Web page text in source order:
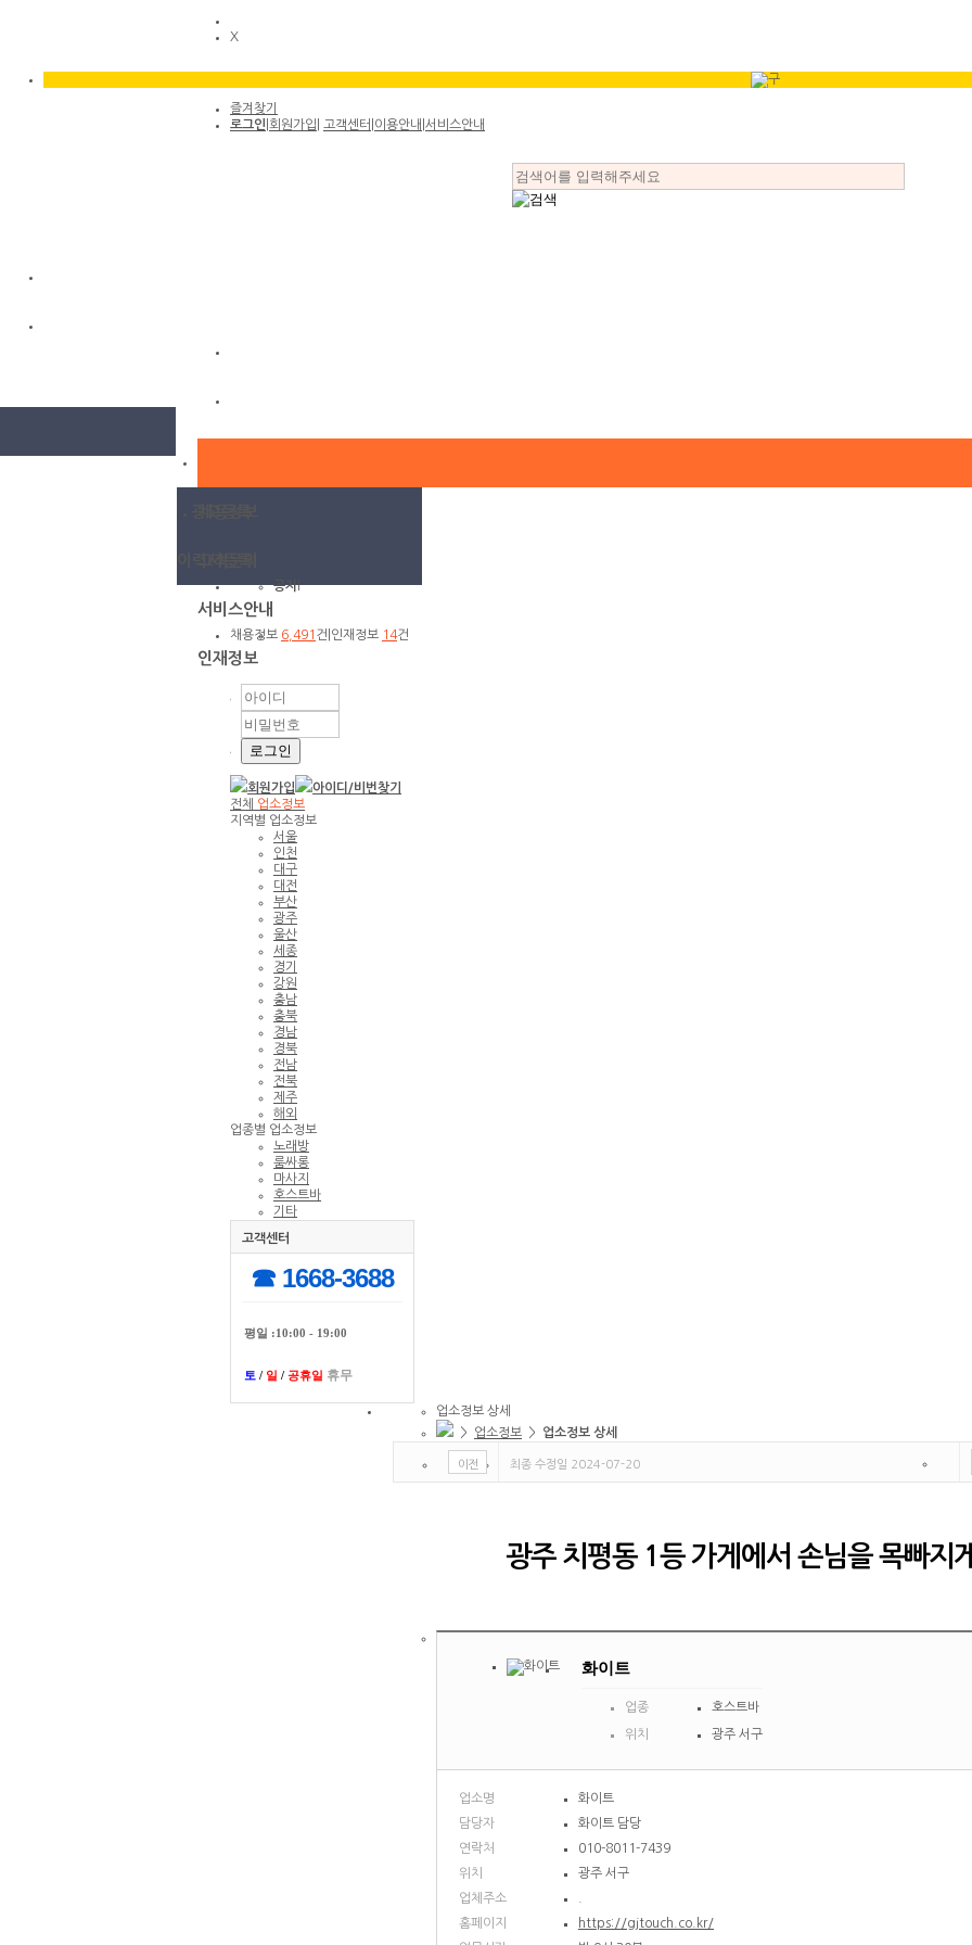
X
즐겨찾기
로그인 회원가입 고객센터 이용안내 서비스안내
서비스안내
인재정보
공지l
채용정보 6,491 건 인재정보 14건
회원가입 아이디/비번찾기
전체 업소정보
지역별 업소정보
서울
인천
대구
대전
부산
광주
울산
세종
경기
강원
충남
충북
경남
경북
전남
전북
제주
해외
업종별 업소정보
노래방
룸싸롱
마사지
호스트바
기타
고객센터
☎ 1668-3688
평일 :10:00 - 19:00
토 / 일 / 공휴일 휴무
업소정보 상세
> 업소정보 > 업소정보 상세
이전 최종 수정일 2024-07-20
광주 치평동 1등 가게에서 손님을 목빠지
화이트
업종 호스트바
위치 광주 서구
업소명
화이트
담당자
화이트 담당
연락처
010-8011-7439
위치
광주 서구
업체주소
홈페이지
https://gjtouch.co.kr/